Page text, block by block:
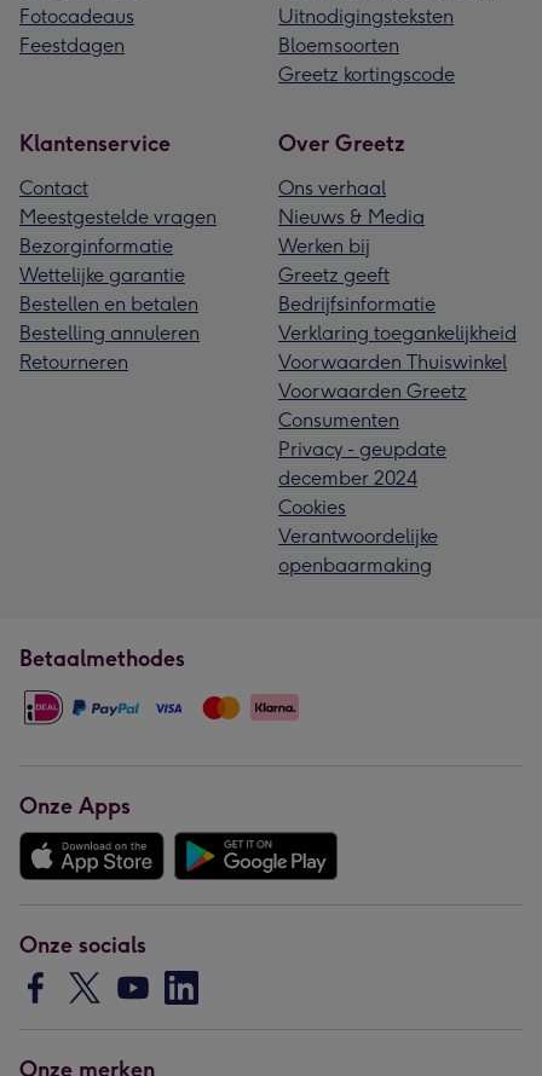
Fotocadeaus
Feestdagen
Uitnodigingsteksten
Bloemsoorten
Greetz kortingscode
Klantenservice
Contact
Meestgestelde vragen
Bezorginformatie
Wettelijke garantie
Bestellen en betalen
Bestelling annuleren
Retourneren
Over Greetz
Ons verhaal
Nieuws & Media
Werken bij
Greetz geeft
Bedrijfsinformatie
Verklaring toegankelijkheid
Voorwaarden Thuiswinkel
Voorwaarden Greetz
Consumenten
Privacy - geupdate
december 2024
Cookies
Verantwoordelijke
openbaarmaking
Betaalmethodes
Onze Apps
Onze socials
Onze merken